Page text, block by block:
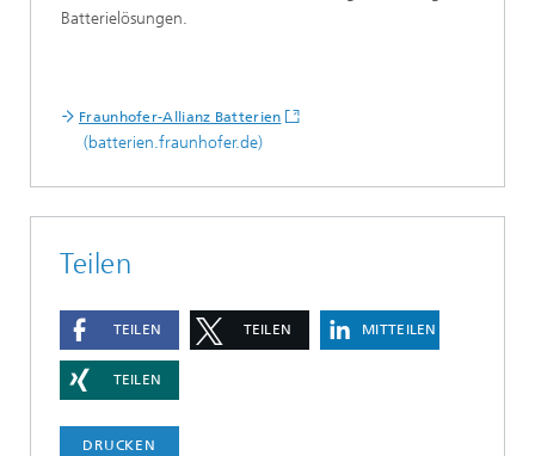
Batterielösungen.
Fraunhofer-Allianz Batterien
(batterien.fraunhofer.de)
Teilen
TEILEN TEILEN MITTEILEN
TEILEN
DRUCKEN